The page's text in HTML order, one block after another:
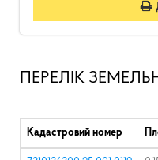
ПЕРЕЛІК
Кадастровий номер